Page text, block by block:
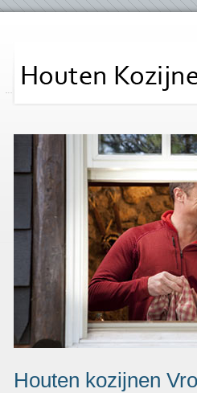
Houten kozijnen